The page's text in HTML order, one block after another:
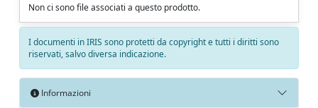
Non ci sono file associati a questo prodotto.
I documenti in IRIS sono protetti da copyright e tutti i diritti sono
riservati, salvo diversa indicazione.
Informazioni